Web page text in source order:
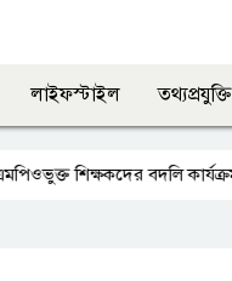
লাইফস্টাইল তথ্যপ্রযুক্তি
শিক্ষকদের বদলি কার্যক্রম চালু